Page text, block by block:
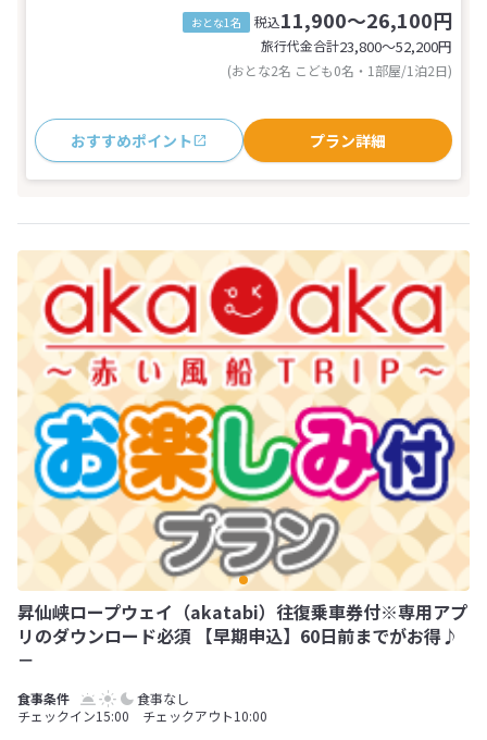
おとな1名 税込11,900～26,100円
旅行代金合計23,800〜52,200円
(おとな2名 こども0名・1部屋/1泊2日)
おすすめポイント プラン詳細
昇仙峡ロープウェイ（akatabi）往復乗車券付※専用アプ
リのダウンロード必須 【早期申込】60日前までがお得♪
－
食事なし
チェックイン15:00 チェックアウト10:00